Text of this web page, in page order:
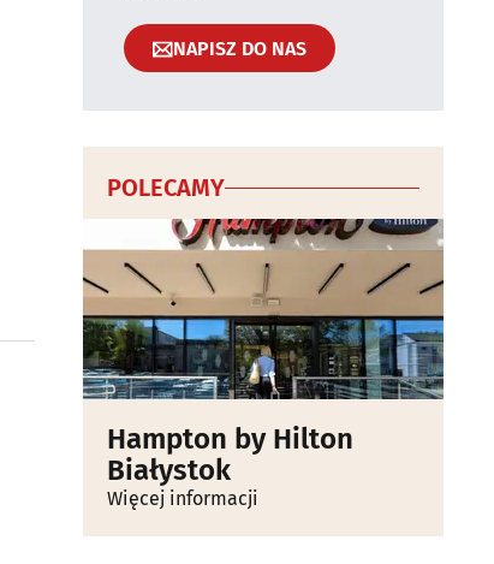
NAPISZ DO NAS
POLECAMY
Hampton by Hilton
Białystok
Więcej informacji